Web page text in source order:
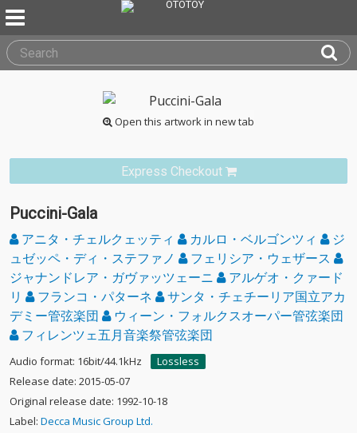
Open this artwork in new tab
Express Checkout
Puccini-Gala
アニタ・チェルクェッティ カルロ・ベルゴンツィ
ジ
ュゼッペ・ディ・ステファノ
フェリシア・ウェザース
ジャナンドレア・ガヴァッツェーニ
アルゲオ・クァード
リ
フランコ・パターネ
サンタ・チェチーリア国立アカ
デミー管弦楽団
ウィーン・フォルクスオーパー管弦楽団
フィレンツェ五月音楽祭管弦楽団
Audio format: 16bit/44.1kHz
Lossless
Release date: 2015-05-07
Original release date: 1992-10-18
Label: Decca Music Group Ltd.